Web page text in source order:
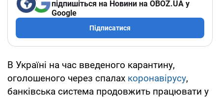
підпишіться на Новини на OBOZ.UA у
Google
Підписатися
В Україні на час введеного карантину,
оголошеного через спалах коронавірусу,
банківська система продовжить працювати у